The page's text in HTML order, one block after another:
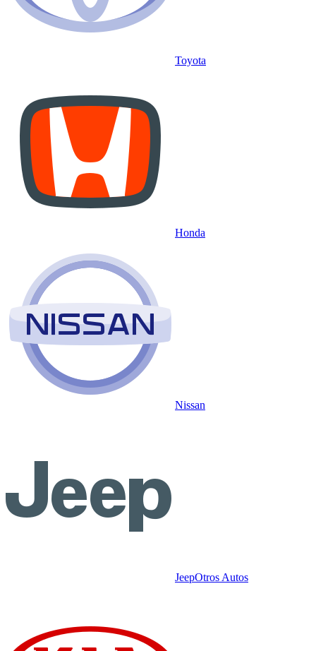
Toyota
Honda
Nissan
JeepOtros Autos